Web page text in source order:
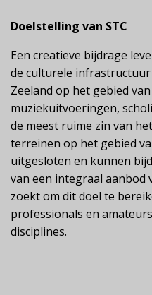
Doelstelling van STC
Een creatieve bijdrage
de culturele
Zeeland op het gebied
muziekuitvoeringen,
de meest ruime zin van
terreinen op het gebied
uitgesloten en kunnen
van een integraal aanbod
zoekt om dit doel te
professionals en
disciplines.